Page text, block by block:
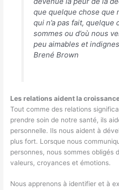
que quelque chose que
qui n’a pas fait, quelque
sommes ou d’où nous
peu aimables et
Brené Brown
Les relations aident la
Tout comme des relations
prendre soin de notre santé, ils
personnelle. Ils nous aident à
plus fort. Lorsque nous
personnes, nous sommes obligés
valeurs, croyances et émotions.
Nous apprenons à identifier et à